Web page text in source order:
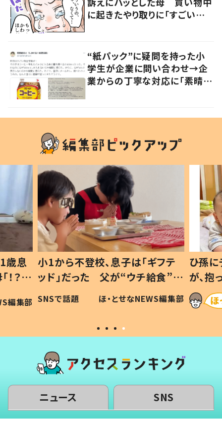
に起きたやり取りに「すごい分
“紙パック”に疑問を持った小
学生が企業に問い合わせ→企
業からの丁寧な対応に「素晴ら
歳息
？」
編集部
小1から不登校、息子は「ギフテ
ッド」だった 父が“ウチ給食”を
作り続ける理由とは #令和の親
#令和の子
SNSで話題 ほ・とせなNEWS編集部
ひ孫
が、
「涙が
い」
ニュース SNS